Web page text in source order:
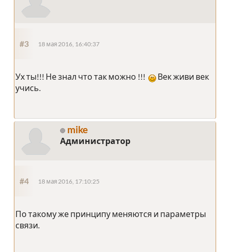
#3 18 мая 2016, 16:40:37
Ух ты!!! Не знал что так можно !!!
Век живи век
учись.
mike
Администратор
#4 18 мая 2016, 17:10:25
По такому же принципу меняются и параметры
связи.